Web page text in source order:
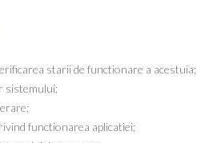
starii de functionare a acestuia;
sistemului;
functionarea aplicatiei;